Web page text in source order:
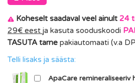
Koheselt saadaval veel ainult 24
29€ eest ja kasuta sooduskoodi
TASUTA tarne pakiautomaati (v.a
Telli lisaks ja säästa:
ApaCare